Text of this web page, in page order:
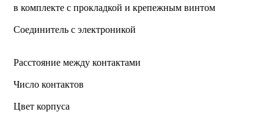
в комплекте с прокладкой и крепежным винтом
Соединитель с электроникой
Расстояние между контактами
Число контактов
Цвет корпуса